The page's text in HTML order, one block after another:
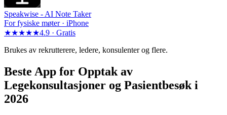
Speakwise - AI Note Taker
For fysiske møter · iPhone
★★★★★4.9 · Gratis
Brukes av rekrutterere, ledere, konsulenter og flere.
Beste App for Opptak av
Legekonsultasjoner og Pasientbesøk i
2026